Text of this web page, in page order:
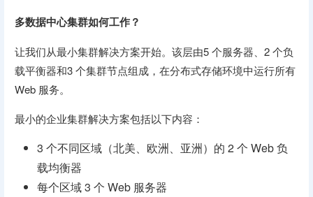
多数据中心集群如何工作？
让我们从最小集群解决方案开始。该层由5 个服务器、2 个负
载平衡器和3 个集群节点组成，在分布式存储环境中运行所有
Web 服务。
最小的企业集群解决方案包括以下内容：
3 个不同区域（北美、欧洲、亚洲）的 2 个 Web 负
载均衡器
每个区域 3 个 Web 服务器